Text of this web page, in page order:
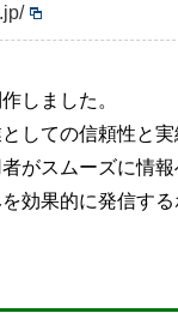
しました。
しての信頼性と
がスムーズに情
効果的に発信する